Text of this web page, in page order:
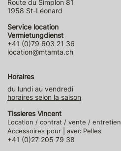
Route du Simplon 81
1958 St-Léonard
Service location
Vermietungdienst
+41 (0)79 603 21 36
location@mtamta.ch
Horaires
du lundi au vendredi
horaires selon la saison
Tissieres Vincent
Location / contrat / vente / entretien
Accessoires pour | avec Pelles
+41 (0)27 205 79 38